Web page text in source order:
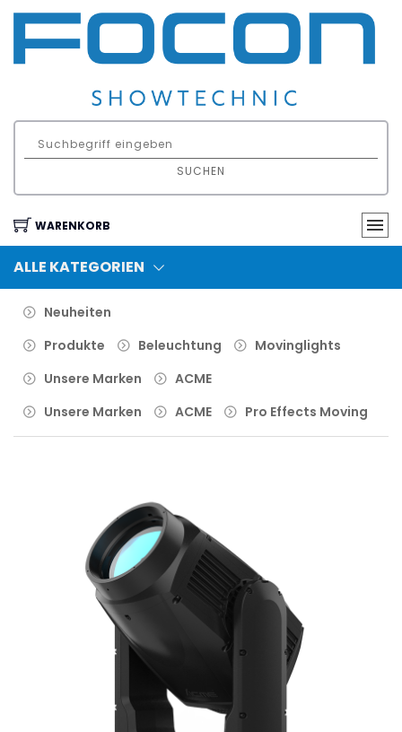
SUCHEN
WARENKORB
ALLE KATEGORIEN
Neuheiten
Produkte
Beleuchtung
Movinglights
Unsere Marken
ACME
Unsere Marken
ACME Pro Effects Moving